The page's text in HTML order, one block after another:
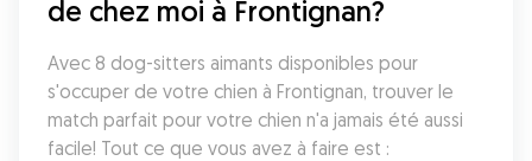
de chez moi à Frontignan?
Avec 8 dog-sitters aimants disponibles pour
s'occuper de votre chien à Frontignan, trouver le
match parfait pour votre chien n'a jamais été aussi
facile! Tout ce que vous avez à faire est :